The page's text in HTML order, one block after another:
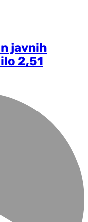
javnih
2,51